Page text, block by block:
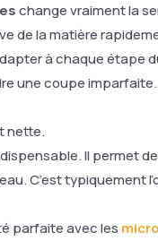
change vraiment la
de la matière
à chaque étape
une coupe imparfaite.
nette.
Il permet
C’est typiquement
parfaite avec les